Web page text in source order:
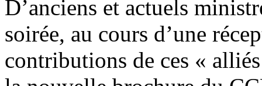
D’anciens et actuels
soirée, au cours d’une
contributions de ces «